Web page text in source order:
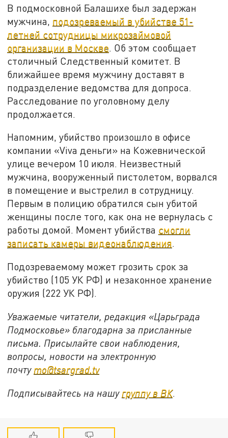
В подмосковной Балашихе был задержан
мужчина, подозреваемый в убийстве 51-
летней сотрудницы микрозаймовой
организации в Москве. Об этом сообщает
столичный Следственный комитет. В
ближайшее время мужчину доставят в
подразделение ведомства для допроса.
Расследование по уголовному делу
продолжается.
Напомним, убийство произошло в офисе
компании «Viva деньги» на Кожевнической
улице вечером 10 июля. Неизвестный
мужчина, вооруженный пистолетом, ворвался
в помещение и выстрелил в сотрудницу.
Первым в полицию обратился сын убитой
женщины после того, как она не вернулась с
работы домой. Момент убийства смогли
записать камеры видеонаблюдения.
Подозреваемому может грозить срок за
убийство (105 УК РФ) и незаконное хранение
оружия (222 УК РФ).
Уважаемые читатели, редакция «Царьграда
Подмосковье» благодарна за присланные
письма. Присылайте свои наблюдения,
вопросы, новости на электронную
почту mo@tsargrad.tv
Подписывайтесь на нашу группу в ВК.